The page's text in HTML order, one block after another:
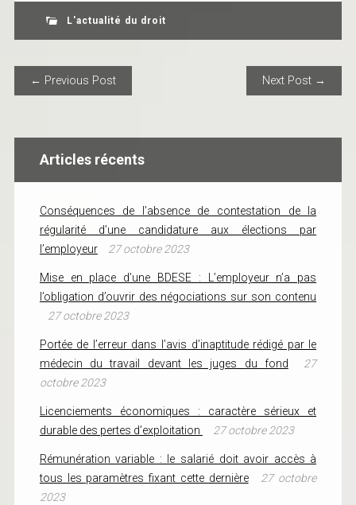
L'actualité du droit
POST NAVIGATION
← Previous Post Next Post →
Articles récents
Conséquences de l’absence de contestation de la
régularité d’une candidature aux élections par
l’employeur
27 octobre 2023
Mise en place d’une BDESE : L’employeur n’a pas
l’obligation d’ouvrir des négociations sur son contenu
27 octobre 2023
Portée de l’erreur dans l’avis d’inaptitude rédigé par le
médecin du travail devant les juges du fond
27
octobre 2023
Licenciements économiques : caractère sérieux et
durable des pertes d’exploitation
27 octobre 2023
Rémunération variable : le salarié doit avoir accès à
tous les paramètres fixant cette dernière
27 octobre
2023